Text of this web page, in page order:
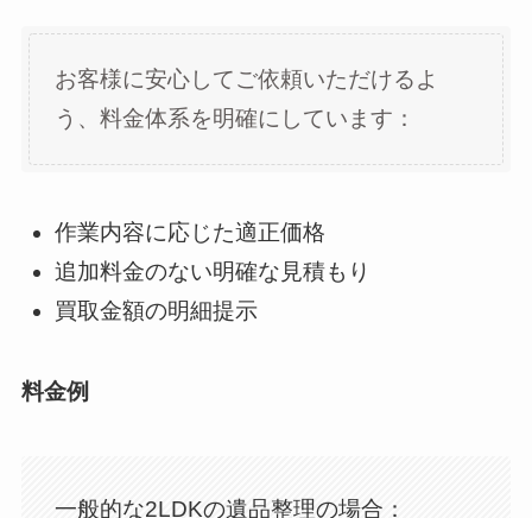
お客様に安心してご依頼いただけるよ
う、料金体系を明確にしています：
作業内容に応じた適正価格
追加料金のない明確な見積もり
買取金額の明細提示
料金例
一般的な2LDKの遺品整理の場合：